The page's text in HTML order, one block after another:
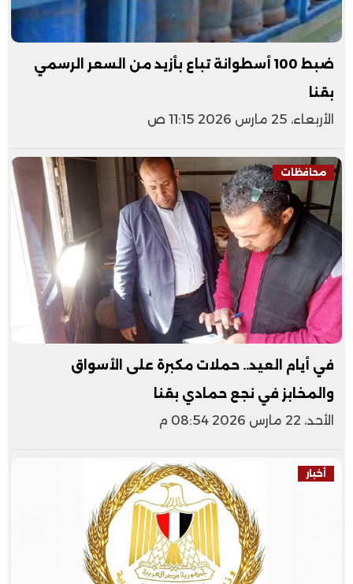
ضبط 100 أسطوانة تباع بأزيد من السعر الرسمي
بقنا
الأربعاء، 25 مارس 2026 11:15 ص
محافظات
في أيام العيد.. حملات مكبرة على الأسواق
والمخابز في نجع حمادي بقنا
الأحد، 22 مارس 2026 08:54 م
أخبار